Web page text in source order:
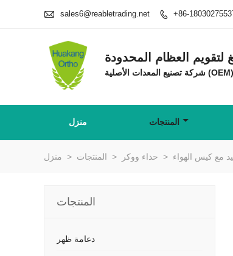
 sales6@reabletrading.net  +86-
العظام المحدودة
منزل المنتجات
منزل > المنتجات > حذاء ووكر > مع كيس الهواء
المنتجات
دعامة ظهر